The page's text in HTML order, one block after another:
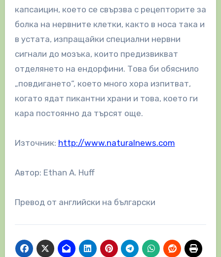
капсаицин, което се свързва с рецепторите за
болка на нервните клетки, както в носа така и
в устата, изпращайки специални нервни
сигнали до мозъка, които предизвикват
отделянето на ендорфини. Това би обяснило
„повдигането“, което много хора изпитват,
когато ядат пикантни храни и това, което ги
кара постоянно да търсят още.
Източник: http://www.naturalnews.com
Автор: Ethan A. Huff
Превод от английски на български